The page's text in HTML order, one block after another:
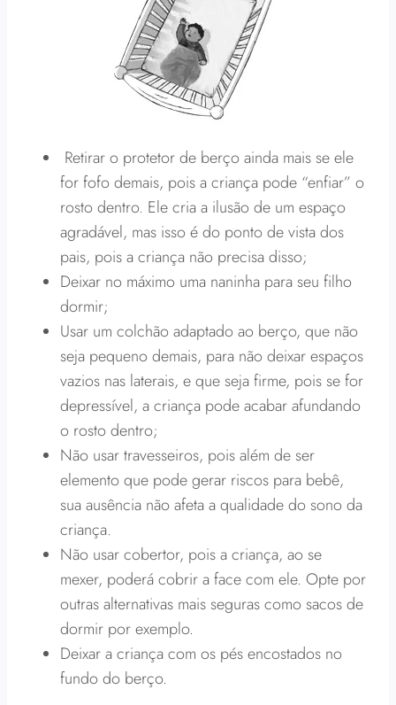
Retirar o protetor de berço ainda mais se ele
for fofo demais, pois a criança pode “enfiar” o
rosto dentro. Ele cria a ilusão de um espaço
agradável, mas isso é do ponto de vista dos
pais, pois a criança não precisa disso;
Deixar no máximo uma naninha para seu filho
dormir;
Usar um colchão adaptado ao berço, que não
seja pequeno demais, para não deixar espaços
vazios nas laterais, e que seja firme, pois se for
depressível, a criança pode acabar afundando
o rosto dentro;
Não usar travesseiros, pois além de ser
elemento que pode gerar riscos para bebê,
sua ausência não afeta a qualidade do sono da
criança.
Não usar cobertor, pois a criança, ao se
mexer, poderá cobrir a face com ele. Opte por
outras alternativas mais seguras como sacos de
dormir por exemplo.
Deixar a criança com os pés encostados no
fundo do berço.